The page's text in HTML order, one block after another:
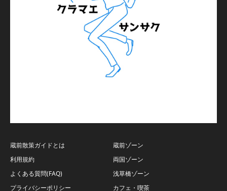
蔵前散策ガイドとは
利用規約
よくある質問(FAQ)
プライバシーポリシー
蔵前ゾーン
両国ゾーン
浅草橋ゾーン
カフェ・喫茶